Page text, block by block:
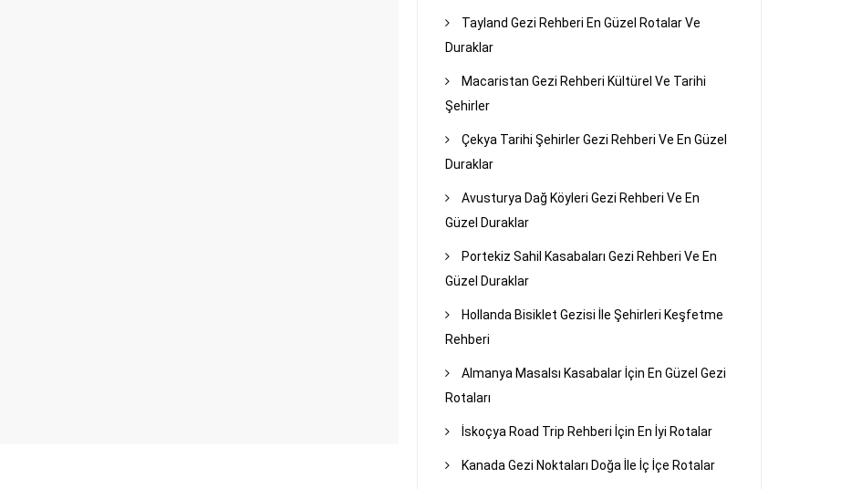
Tayland Gezi Rehberi En Güzel Rotalar Ve
Duraklar
Macaristan Gezi Rehberi Kültürel Ve Tarihi
Şehirler
Çekya Tarihi Şehirler Gezi Rehberi Ve En Güzel
Duraklar
Avusturya Dağ Köyleri Gezi Rehberi Ve En
Güzel Duraklar
Portekiz Sahil Kasabaları Gezi Rehberi Ve En
Güzel Duraklar
Hollanda Bisiklet Gezisi İle Şehirleri Keşfetme
Rehberi
Almanya Masalsı Kasabalar İçin En Güzel Gezi
Rotaları
İskoçya Road Trip Rehberi İçin En İyi Rotalar
Kanada Gezi Noktaları Doğa İle İç İçe Rotalar